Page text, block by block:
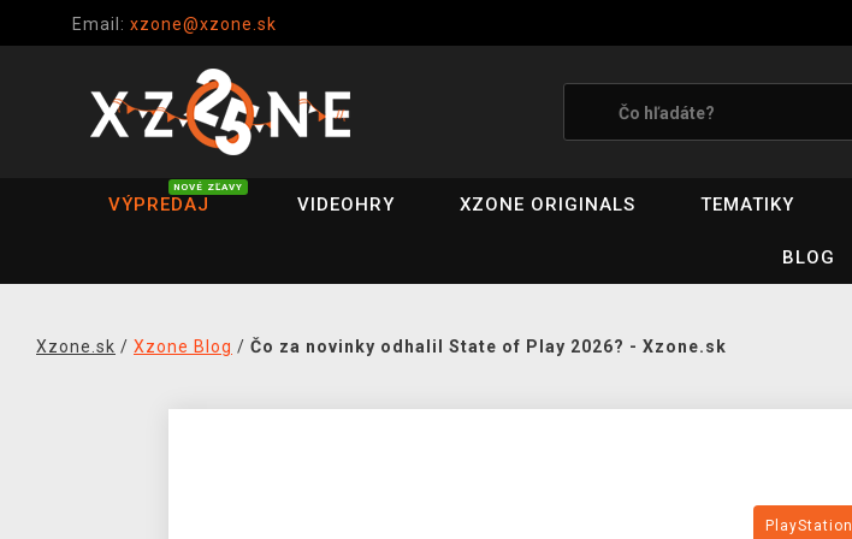
Email: xzone@xzone.sk
VÝPREDAJ
NOVÉ ZĽAVY
VIDEOHRY XZONE ORIGINALS TEMATIKY
BLOG
Xzone.sk / Xzone Blog / Čo za novinky odhalil State of Play 2026? - Xzone.sk
PlayStation